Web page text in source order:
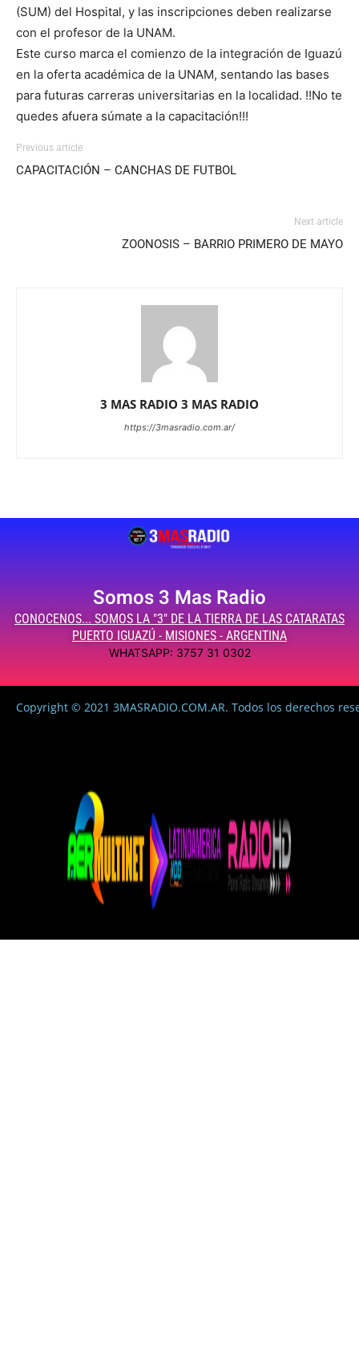
(SUM) del Hospital, y las inscripciones deben realizarse
con el profesor de la UNAM.
Este curso marca el comienzo de la integración de Iguazú
en la oferta académica de la UNAM, sentando las bases
para futuras carreras universitarias en la localidad. !!No te
quedes afuera súmate a la capacitación!!!
Previous article
CAPACITACIÓN – CANCHAS DE FUTBOL
Next article
ZOONOSIS – BARRIO PRIMERO DE MAYO
3 MAS RADIO 3 MAS RADIO
https://3masradio.com.ar/
Somos 3 Mas Radio
CONOCENOS... SOMOS LA "3" DE LA TIERRA DE LAS CATARATAS
PUERTO IGUAZÚ - MISIONES - ARGENTINA
WHATSAPP: 3757 31 0302
Copyright © 2021 3MASRADIO.COM.AR. Todos los derechos